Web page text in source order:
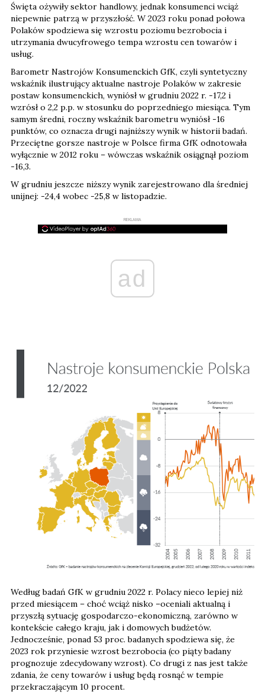
Święta ożywiły sektor handlowy, jednak konsumenci wciąż
niepewnie patrzą w przyszłość. W 2023 roku ponad połowa
Polaków spodziewa się wzrostu poziomu bezrobocia i
utrzymania dwucyfrowego tempa wzrostu cen towarów i
usług.
Barometr Nastrojów Konsumenckich GfK, czyli syntetyczny
wskaźnik ilustrujący aktualne nastroje Polaków w zakresie
postaw konsumenckich, wyniósł w grudniu 2022 r. -17,2 i
wzrósł o 2,2 p.p. w stosunku do poprzedniego miesiąca. Tym
samym średni, roczny wskaźnik barometru wyniósł -16
punktów, co oznacza drugi najniższy wynik w historii badań.
Przeciętne gorsze nastroje w Polsce firma GfK odnotowała
wyłącznie w 2012 roku – wówczas wskaźnik osiągnął poziom
-16,3.
W grudniu jeszcze niższy wynik zarejestrowano dla średniej
unijnej: -24,4 wobec -25,8 w listopadzie.
REKLAMA
ad
Według badań GfK w grudniu 2022 r. Polacy nieco lepiej niż
przed miesiącem – choć wciąż nisko –oceniali aktualną i
przyszłą sytuację gospodarczo-ekonomiczną, zarówno w
kontekście całego kraju, jak i domowych budżetów.
Jednocześnie, ponad 53 proc. badanych spodziewa się, że
2023 rok przyniesie wzrost bezrobocia (co piąty badany
prognozuje zdecydowany wzrost). Co drugi z nas jest także
zdania, że ceny towarów i usług będą rosnąć w tempie
przekraczającym 10 procent.